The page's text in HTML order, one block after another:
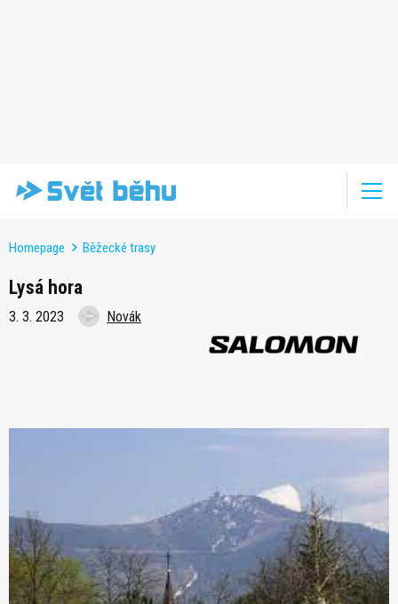
Homepage Běžecké trasy
Lysá hora
3. 3. 2023 Novák